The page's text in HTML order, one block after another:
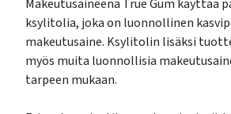
Makeutusaineena True Gum käyttää
ksylitolia, joka on luonnollinen
makeutusaine. Ksylitolin lisäksi
myös muita luonnollisia
tarpeen mukaan.